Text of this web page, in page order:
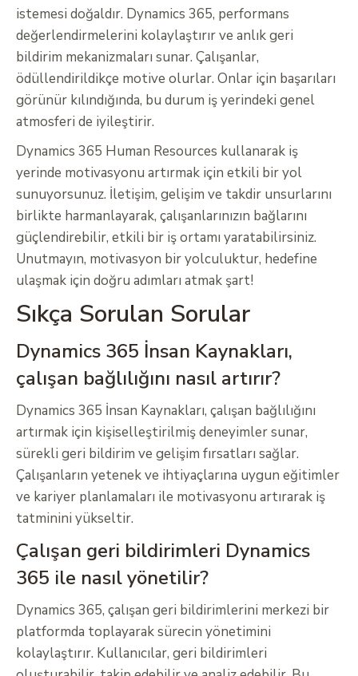
istemesi doğaldır. Dynamics 365, performans
değerlendirmelerini kolaylaştırır ve anlık geri
bildirim mekanizmaları sunar. Çalışanlar,
ödüllendirildikçe motive olurlar. Onlar için başarıları
görünür kılındığında, bu durum iş yerindeki genel
atmosferi de iyileştirir.
Dynamics 365 Human Resources kullanarak iş
yerinde motivasyonu artırmak için etkili bir yol
sunuyorsunuz. İletişim, gelişim ve takdir unsurlarını
birlikte harmanlayarak, çalışanlarınızın bağlarını
güçlendirebilir, etkili bir iş ortamı yaratabilirsiniz.
Unutmayın, motivasyon bir yolculuktur, hedefine
ulaşmak için doğru adımları atmak şart!
Sıkça Sorulan Sorular
Dynamics 365 İnsan Kaynakları,
çalışan bağlılığını nasıl artırır?
Dynamics 365 İnsan Kaynakları, çalışan bağlılığını
artırmak için kişiselleştirilmiş deneyimler sunar,
sürekli geri bildirim ve gelişim fırsatları sağlar.
Çalışanların yetenek ve ihtiyaçlarına uygun eğitimler
ve kariyer planlamaları ile motivasyonu artırarak iş
tatminini yükseltir.
Çalışan geri bildirimleri Dynamics
365 ile nasıl yönetilir?
Dynamics 365, çalışan geri bildirimlerini merkezi bir
platformda toplayarak sürecin yönetimini
kolaylaştırır. Kullanıcılar, geri bildirimleri